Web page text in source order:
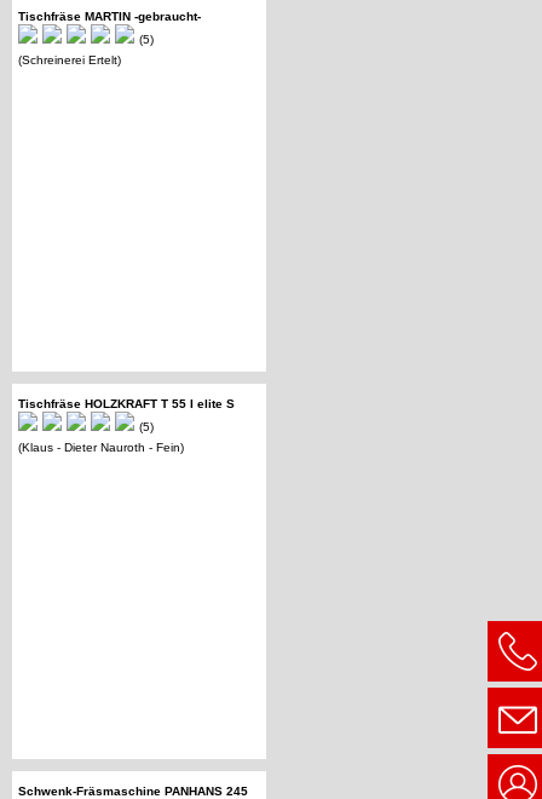
Tischfräse MARTIN -gebraucht-
(5)
(Schreinerei Ertelt)
Tischfräse HOLZKRAFT T 55 I elite S
(5)
(Klaus - Dieter Nauroth - Fein)
Schwenk-Fräsmaschine PANHANS 245